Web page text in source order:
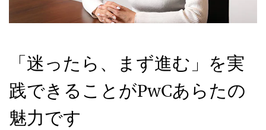
「迷ったら、まず進む」を実
践できることがPwCあらたの
魅力です